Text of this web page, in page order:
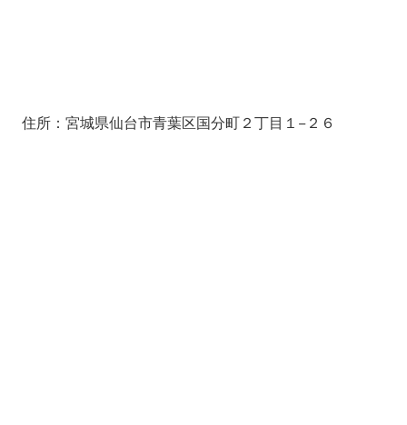
住所：宮城県仙台市青葉区国分町２丁目１−２６